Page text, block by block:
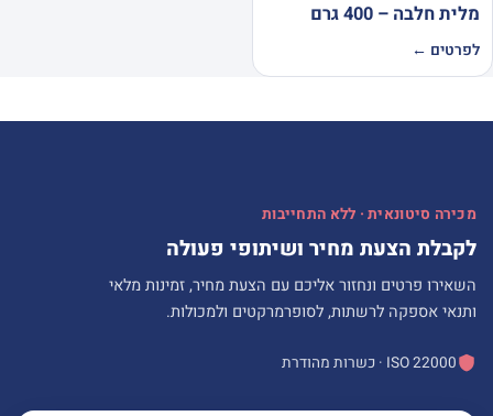
מלית חלבה – 400 גרם
לפרטים ←
מכירה סיטונאית · ללא התחייבות
לקבלת הצעת מחיר ושיתופי פעולה
השאירו פרטים ונחזור אליכם עם הצעת מחיר, זמינות מלאי
ותנאי אספקה לרשתות, לסופרמרקטים ולמכולות.
ISO 22000 · כשרות מהודרת